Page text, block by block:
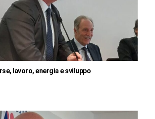
lavoro, energia e sviluppo